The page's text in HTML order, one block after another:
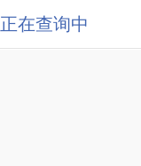
正在查询中